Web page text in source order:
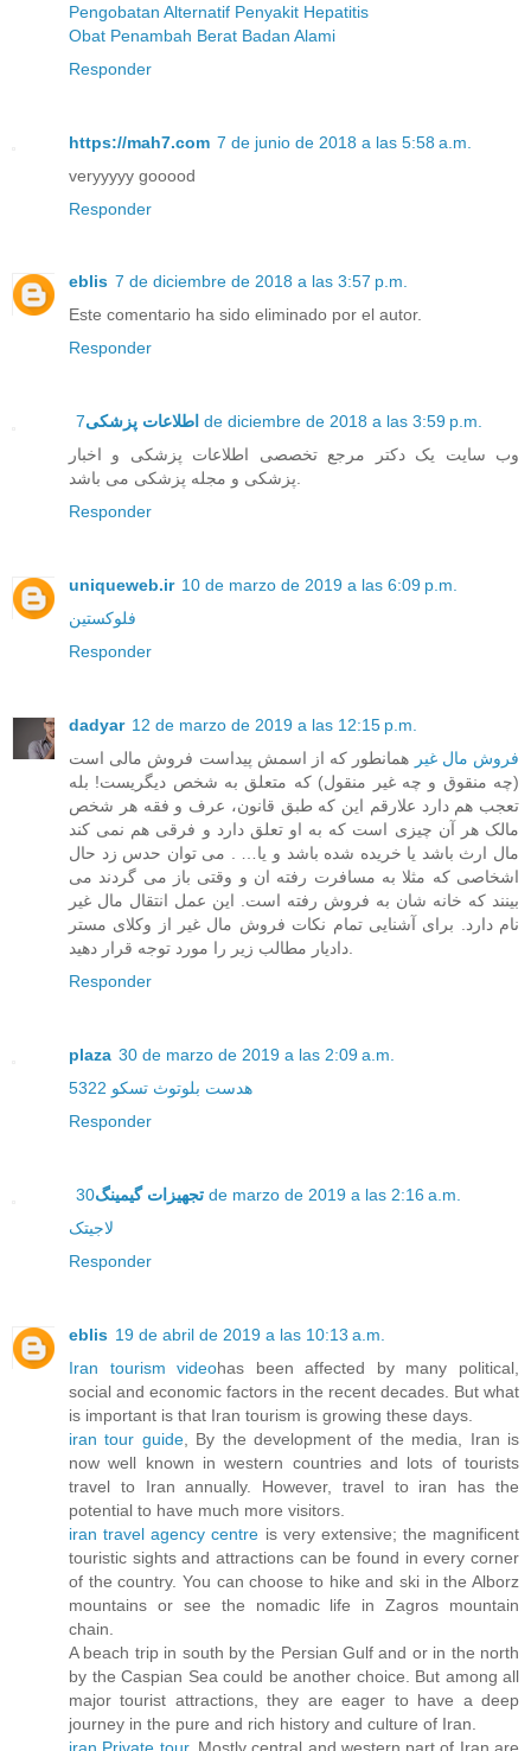
Pengobatan Alternatif Penyakit Hepatitis
Obat Penambah Berat Badan Alami
Responder
https://mah7.com 7 de junio de 2018 a las 5:58 a.m.
veryyyyy gooood
Responder
eblis 7 de diciembre de 2018 a las 3:57 p.m.
Este comentario ha sido eliminado por el autor.
Responder
اطلاعات پزشکی 7 de diciembre de 2018 a las 3:59 p.m.
وب سایت یک دکتر مرجع تخصصی اطلاعات پزشکی و اخبار
پزشکی و مجله پزشکی می باشد.
Responder
uniqueweb.ir 10 de marzo de 2019 a las 6:09 p.m.
فلوکستین
Responder
dadyar 12 de marzo de 2019 a las 12:15 p.m.
فروش مال غیر همانطور که از اسمش پیداست فروش مالی است
(چه منقوق و چه غیر منقول) که متعلق به شخص دیگریست! بله
تعجب هم دارد علارقم این که طبق قانون، عرف و فقه هر شخص
مالک هر آن چیزی است که به او تعلق دارد و فرقی هم نمی کند
مال ارث باشد یا خریده شده باشد و یا… . می توان حدس زد حال
اشخاصی که مثلا به مسافرت رفته ان و وقتی باز می گردند می
بینند که خانه شان به فروش رفته است. این عمل انتقال مال غیر
نام دارد. برای آشنایی تمام نکات فروش مال غیر از وکلای مستر
دادیار مطالب زیر را مورد توجه قرار دهید.
Responder
plaza 30 de marzo de 2019 a las 2:09 a.m.
هدست بلوتوث تسکو 5322
Responder
تجهیزات گیمینگ 30 de marzo de 2019 a las 2:16 a.m.
لاجیتک
Responder
eblis 19 de abril de 2019 a las 10:13 a.m.
Iran tourism videohas been affected by many political,
social and economic factors in the recent decades. But what
is important is that Iran tourism is growing these days.
iran tour guide, By the development of the media, Iran is
now well known in western countries and lots of tourists
travel to Iran annually. However, travel to iran has the
potential to have much more visitors.
iran travel agency centre is very extensive; the magnificent
touristic sights and attractions can be found in every corner
of the country. You can choose to hike and ski in the Alborz
mountains or see the nomadic life in Zagros mountain
chain.
A beach trip in south by the Persian Gulf and or in the north
by the Caspian Sea could be another choice. But among all
major tourist attractions, they are eager to have a deep
journey in the pure and rich history and culture of Iran.